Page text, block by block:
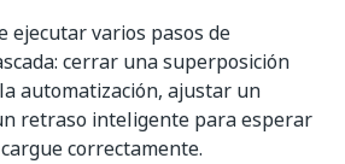
ejecutar varios pasos de
cerrar una superposición
automatización, ajustar un
retraso inteligente para esperar
correctamente.